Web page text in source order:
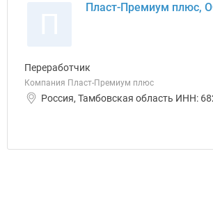
Пласт-Премиум плюс,
Переработчик
Компания Пласт-Премиум плюс
Россия, Тамбовская область ИНН: